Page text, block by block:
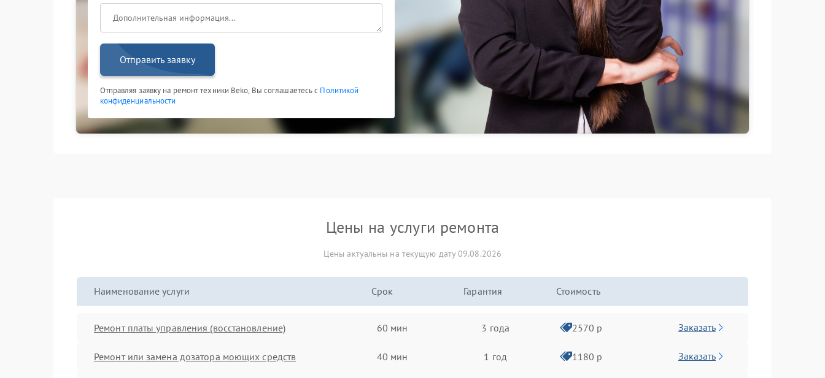
Отправить заявку
Отправляя заявку на ремонт техники Beko, Вы соглашаетесь с Политикой
конфиденциальности
Цены на услуги ремонта
Цены актуальны на текущую дату 09.08.2026
Наименование услуги Срок Гарантия Стоимость
Ремонт платы управления (восстановление) 60 мин 3 года 2570 р Заказать
Ремонт или замена дозатора моющих средств 40 мин 1 год 1180 р Заказать